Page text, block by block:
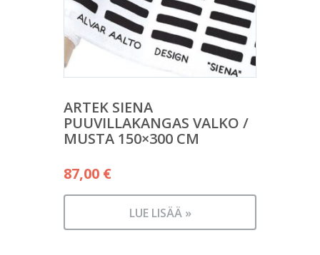
ARTEK SIENA
PUUVILLAKANGAS VALKO /
MUSTA 150×300 CM
87,00 €
LUE LISÄÄ »